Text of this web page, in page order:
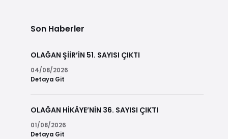
Son Haberler
OLAĞAN ŞİİR’İN 51. SAYISI ÇIKTI
04/08/2026
Detaya Git
OLAĞAN HİKÂYE’NİN 36. SAYISI ÇIKTI
01/08/2026
Detaya Git